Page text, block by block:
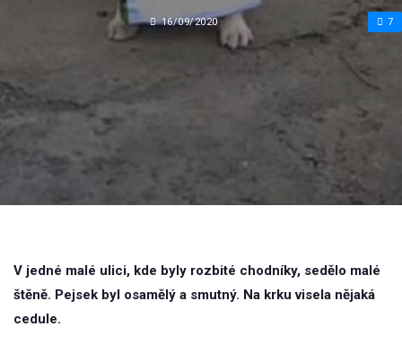
16/09/2020 7
V jedné malé ulici, kde byly rozbité chodníky, sedělo malé
štěně. Pejsek byl osamělý a smutný. Na krku visela nějaká
cedule.